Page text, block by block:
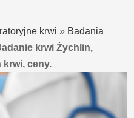
krwi » Badania
krwi Żychlin,
krwi, ceny.